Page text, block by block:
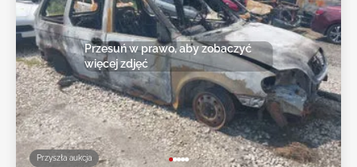
Przyszła aukcja
Przesuń w prawo, aby zobaczyć
więcej zdjęć